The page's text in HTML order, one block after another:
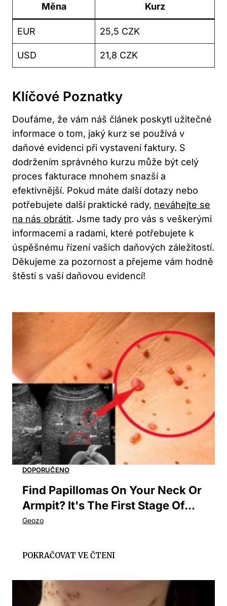
Měna Kurz
EUR 25,5 CZK
USD 21,8 CZK
Klíčové Poznatky
Doufáme, že vám náš článek poskytl užitečné
informace o tom, jaký kurz se používá v
daňové evidenci při vystavení faktury. S
dodržením správného kurzu může být celý
proces fakturace mnohem snazší a
efektivnější. Pokud máte další dotazy nebo
potřebujete další praktické rady, neváhejte se
na nás obrátit. Jsme tady pro vás s veškerými
informacemi a radami, které potřebujete k
úspěšnému řízení vašich daňových záležitostí.
Děkujeme za pozornost a přejeme vám hodně
štěstí s vaší daňovou evidencí!
Find Papillomas On Your Neck Or
Armpit? It's The First Stage Of...